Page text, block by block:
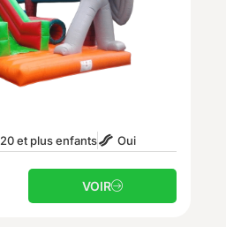
20 et plus enfants Oui
VOIR